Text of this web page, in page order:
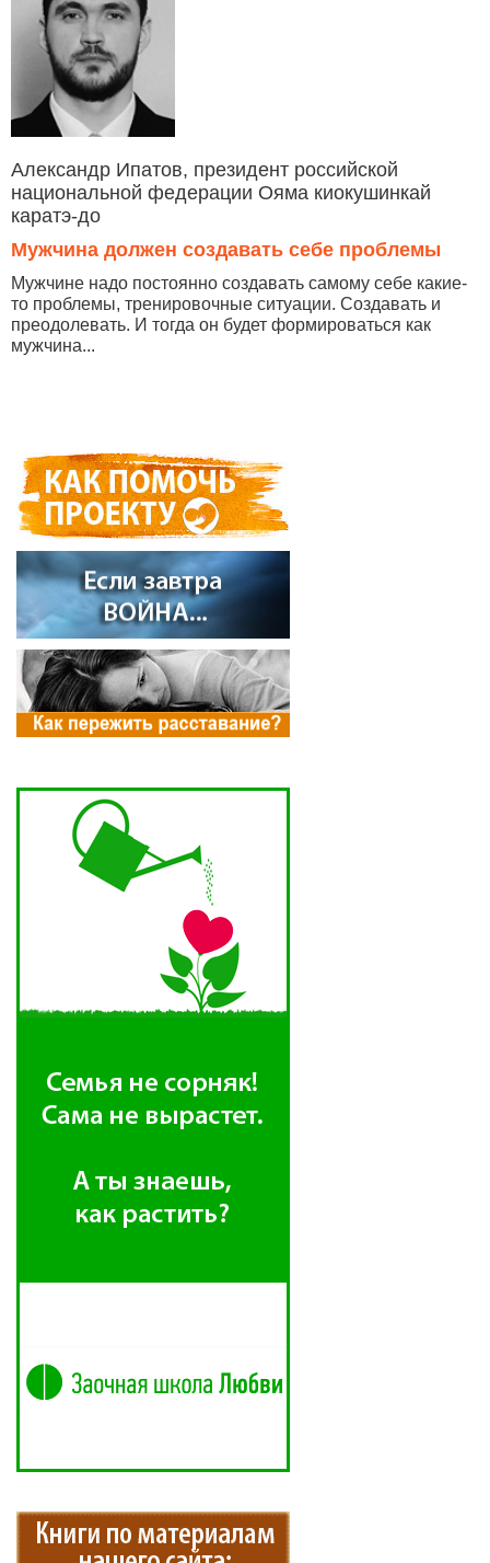
Александр Ипатов, президент российской
национальной федерации Ояма киокушинкай
каратэ-до
Мужчина должен создавать себе проблемы
Мужчине надо постоянно создавать самому себе какие-
то проблемы, тренировочные ситуации. Создавать и
преодолевать. И тогда он будет формироваться как
мужчина...